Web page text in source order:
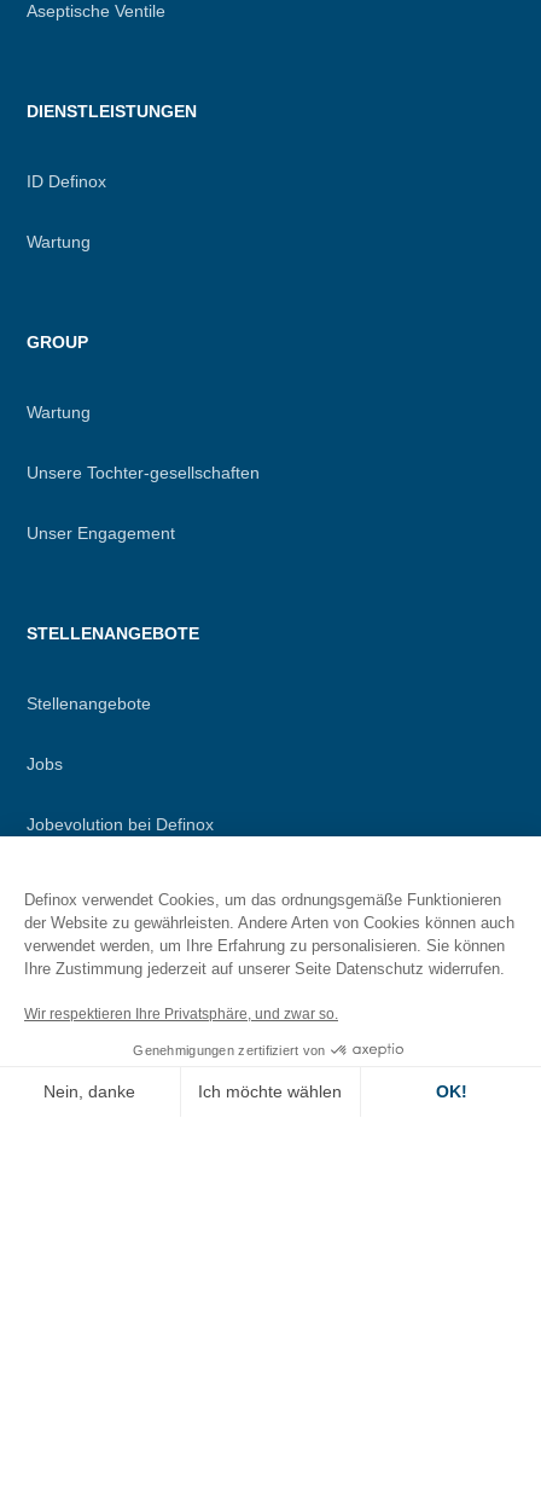
Aseptische Ventile
DIENSTLEISTUNGEN
ID Definox
Wartung
GROUP
Wartung
Unsere Tochter-gesellschaften
Unser Engagement
STELLENANGEBOTE
Stellenangebote
Jobs
Jobevolution bei Definox
RESSOURCEN
CAS 2D 3D Portal
Definox verwendet Cookies, um das ordnungsgemäße Funktionieren
der Website zu gewährleisten. Andere Arten von Cookies können auch
verwendet werden, um Ihre Erfahrung zu personalisieren. Sie können
Ihre Zustimmung jederzeit auf unserer Seite Datenschutz widerrufen.
Wir respektieren Ihre Privatsphäre, und zwar so.
Genehmigungen zertifiziert von
Nein, danke Ich möchte wählen
OK!